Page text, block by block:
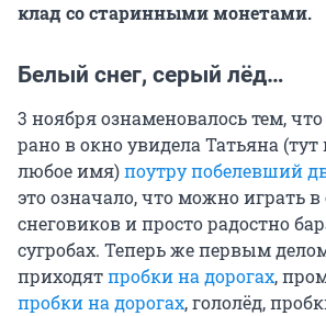
клад со старинными монетами.
Белый снег, серый лёд…
3 ноября ознаменовалось тем,
рано в окно увидела Татьяна
любое имя)поутру побелевший
это означало, что можно играть
снеговиков и просто радостно
сугробах. Теперь же первым
приходятпробки на дорогах,
пробки на дорогах, гололёд,